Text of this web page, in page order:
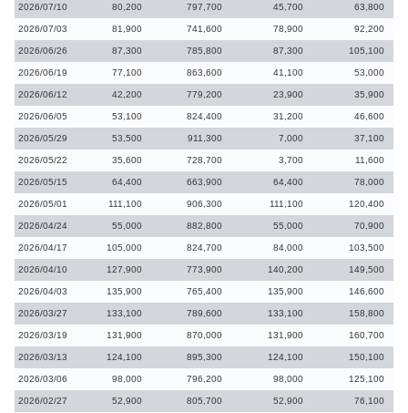
2026/07/10 80,200 797,700 45,700 63,800
2026/07/03 81,900 741,600 78,900 92,200
2026/06/26 87,300 785,800 87,300 105,100
2026/06/19 77,100 863,600 41,100 53,000
2026/06/12 42,200 779,200 23,900 35,900
2026/06/05 53,100 824,400 31,200 46,600
2026/05/29 53,500 911,300 7,000 37,100
2026/05/22 35,600 728,700 3,700 11,600
2026/05/15 64,400 663,900 64,400 78,000
2026/05/01 111,100 906,300 111,100 120,400
2026/04/24 55,000 882,800 55,000 70,900
2026/04/17 105,000 824,700 84,000 103,500
2026/04/10 127,900 773,900 140,200 149,500
2026/04/03 135,900 765,400 135,900 146,600
2026/03/27 133,100 789,600 133,100 158,800
2026/03/19 131,900 870,000 131,900 160,700
2026/03/13 124,100 895,300 124,100 150,100
2026/03/06 98,000 796,200 98,000 125,100
2026/02/27 52,900 805,700 52,900 76,100